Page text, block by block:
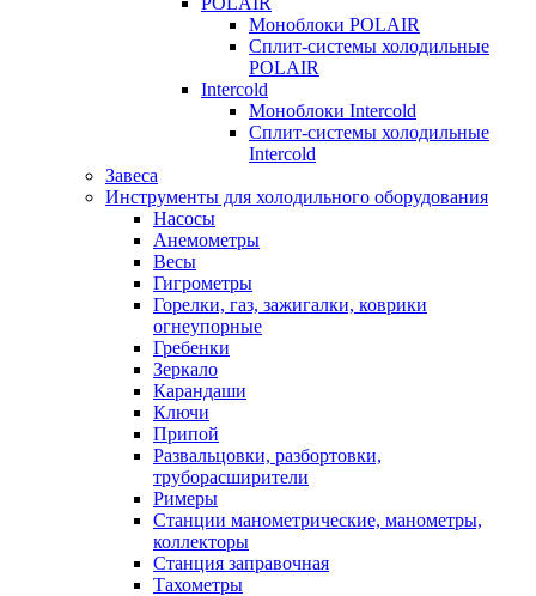
Моноблоки POLAIR
Сплит-системы холодильные
POLAIR
Intercold
Моноблоки Intercold
Сплит-системы холодильные
Intercold
Завеса
Инструменты для холодильного оборудования
Насосы
Анемометры
Весы
Гигрометры
Горелки, газ, зажигалки, коврики
огнеупорные
Гребенки
Зеркало
Карандаши
Ключи
Припой
Развальцовки, разбортовки,
труборасширители
Римеры
Станции манометрические, манометры,
коллекторы
Станция заправочная
Тахометры